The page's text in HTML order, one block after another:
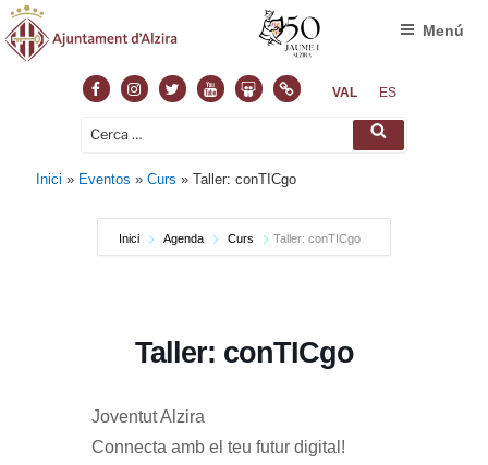
FacebookInstagram
TwitterYoutubeSlideshare
NormasVAL ES
Cerca: Cerca
Menú
Inici » Eventos »Curs »Taller: conTICgo
Inici Agenda Curs Taller: conTICgo
Taller: conTICgo
Joventut Alzira
Connecta amb el teu futur digital!